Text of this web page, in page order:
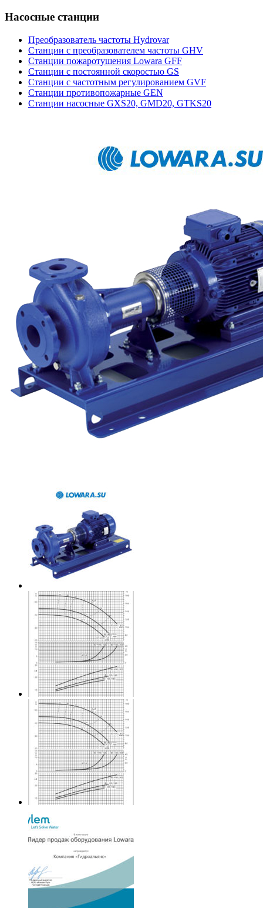
Насосные станции
Преобразователь частоты Hydrovar
Станции с преобразователем частоты GHV
Станции пожаротушения Lowara GFF
Станции с постоянной скоростью GS
Станции с частотным регулированием GVF
Станции противопожарные GEN
Станции насосные GXS20, GMD20, GTKS20